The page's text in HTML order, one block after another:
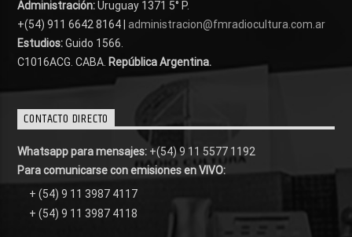
Administración:Uruguay 1371 5° P.
+(54) 911 6642 8164 | administracion@fmradiocultura.com.ar
Estudios:Guido 1566.
C1016ACG. CABA. República Argentina.
CONTACTO DIRECTO
Whatsapp para mensajes: +(54) 9 11 5577 1192
Para comunicarse con emisiones en VIVO:
+ (54) 9 11 3987 4117
+ (54) 9 11 3987 4118